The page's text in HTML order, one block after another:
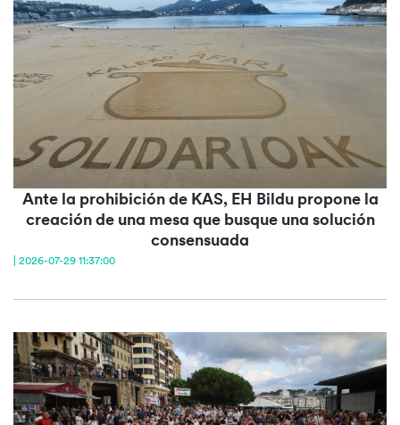
Ante la prohibición de KAS, EH Bildu propone la
creación de una mesa que busque una solución
consensuada
| 2026-07-29 11:37:00